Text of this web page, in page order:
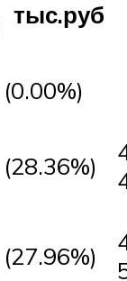
тыс.руб
(0.00%)
(28.36%)
(27.96%)